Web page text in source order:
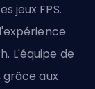
jeux FPS.
L'équipe de
aux